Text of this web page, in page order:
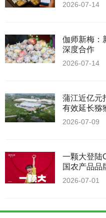
2026-07-14
伽师新梅：
深度合作
2026-07-14
蒲江近亿元
有效延长猕
2026-07-09
一颗大登陆
国农产品品
2026-07-01